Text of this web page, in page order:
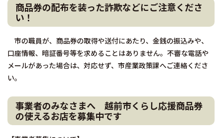
商品券の配布を装った詐欺などにご注意くださ
い！
市の職員が、商品券の取得や送付にあたり、金銭の振込みや、
口座情報、暗証番号等を求めることはありません。不審な電話や
メールがあった場合は、対応せず、市産業政策課へご連絡くださ
い。
事業者のみなさまへ 越前市くらし応援商品券
の使えるお店を募集中です